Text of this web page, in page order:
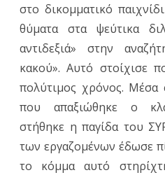
στο δικομματικό
θύματα στα ψεύτικα
αντιδεξιά» στην
κακού». Αυτό στοίχισε
πολύτιμος χρόνος. Μέσα
που απαξιώθηκε ο
στήθηκε η παγίδα του
των εργαζομένων έδωσε
το κόμμα αυτό